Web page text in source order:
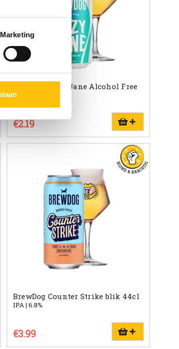
je specifieker
Marketing
BrewDog Hazy Jane Alcohol Free
blik 33cl
€2.19
BrewDog Counter Strike blik 44cl
IPA | 6.8%
€3.99